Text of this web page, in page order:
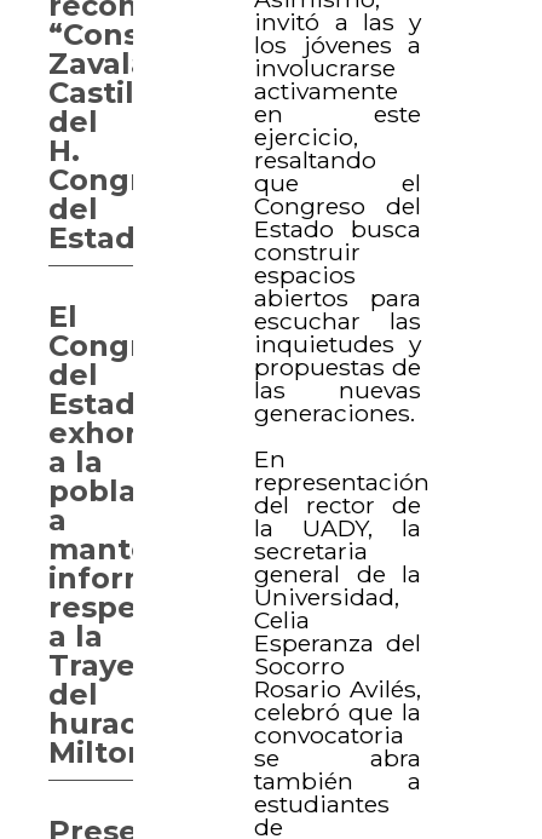
invitó a las y
los jóvenes a
involucrarse
activamente
en este
ejercicio,
resaltando
que el
Congreso del
Estado busca
construir
espacios
abiertos para
escuchar las
inquietudes y
propuestas de
las nuevas
generaciones.
En
representación
del rector de
la UADY, la
secretaria
general de la
Universidad,
Celia
Esperanza del
Socorro
Rosario Avilés,
celebró que la
convocatoria
se abra
también a
estudiantes
de
“Consuelo
Zavala
Castillo
del
H.
Congreso
del
Estado”
El
Congreso
del
Estado
exhorta
a la
población
a
mantenerse
informada
respecto
a la
Trayectoria
del
huracán
Milton
Presentan